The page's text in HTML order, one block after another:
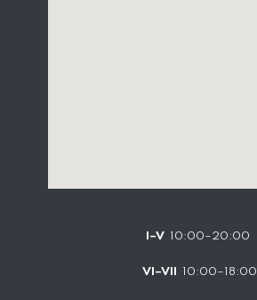
I–V 10:00–20:00
VI–VII 10:00–18:00